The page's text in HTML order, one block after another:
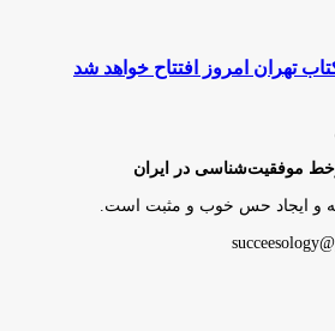
تهران امروز افتتاح خواهد شد
موفقیت‌شناسی در ایران
و ایجاد حس خوب و مثبت است.